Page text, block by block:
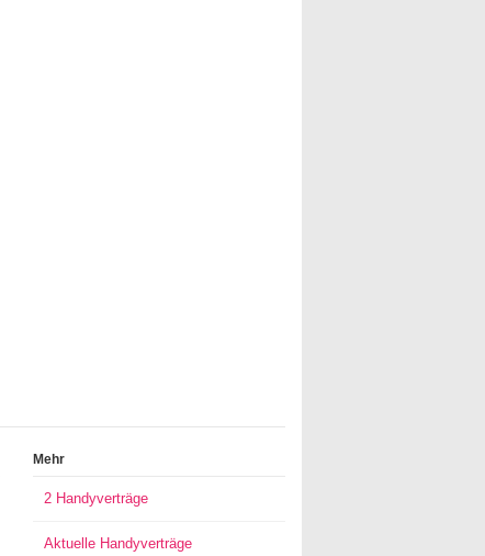
Mehr
2 Handyverträge
Aktuelle Handyverträge